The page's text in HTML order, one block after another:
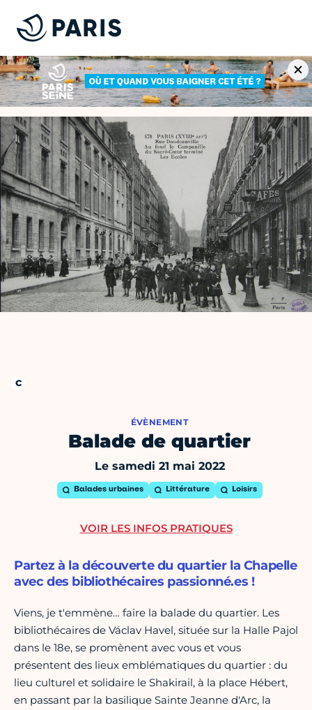
ÉVÈNEMENT
Balade de quartier
Le samedi 21 mai 2022
Balades urbaines Littérature Loisirs
Partez à la découverte du quartier la Chapelle
avec des bibliothécaires passionné.es !
Viens, je t'emmène… faire la balade du quartier. Les
bibliothécaires de Václav Havel, située sur la Halle Pajol
dans le 18e, se promènent avec vous et vous
présentent des lieux emblématiques du quartier : du
lieu culturel et solidaire le Shakirail, à la place Hébert,
en passant par la basilique Sainte Jeanne d'Arc, la
VOIR LES INFOS PRATIQUES